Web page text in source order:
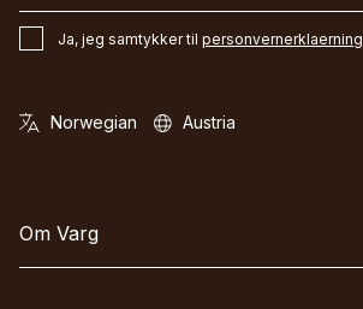
Ja, jeg samtykker til personvernerklaerning
Om Varg